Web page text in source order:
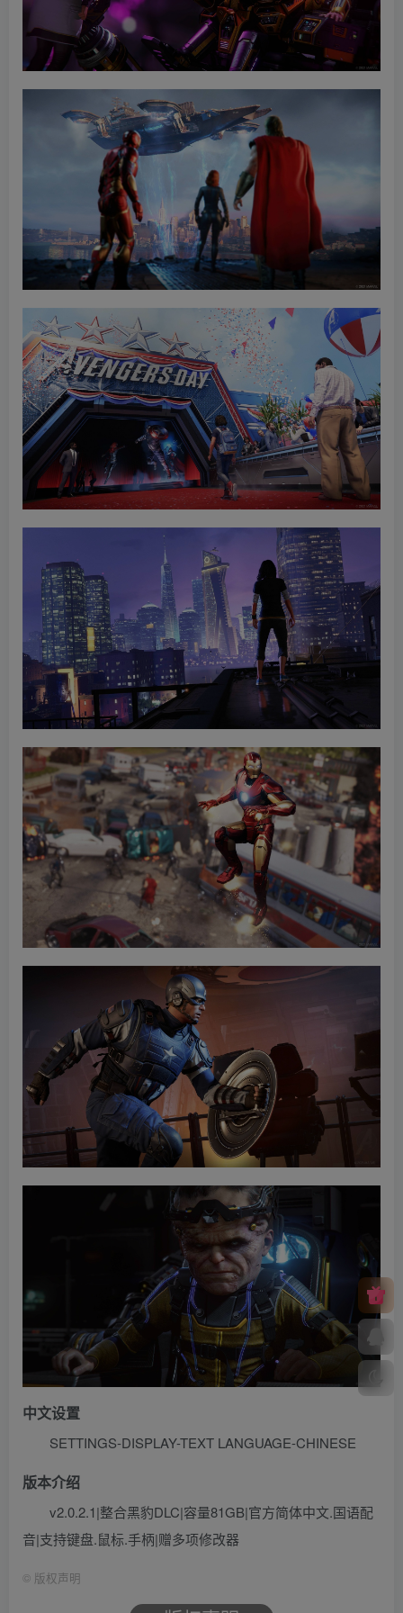
中文设置
SETTINGS-DISPLAY-TEXT LANGUAGE-CHINESE
版本介绍
v2.0.2.1|整合黑豹DLC|容量81GB|官方简体中文.国语配
音|支持键盘.鼠标.手柄|赠多项修改器
© 版权声明